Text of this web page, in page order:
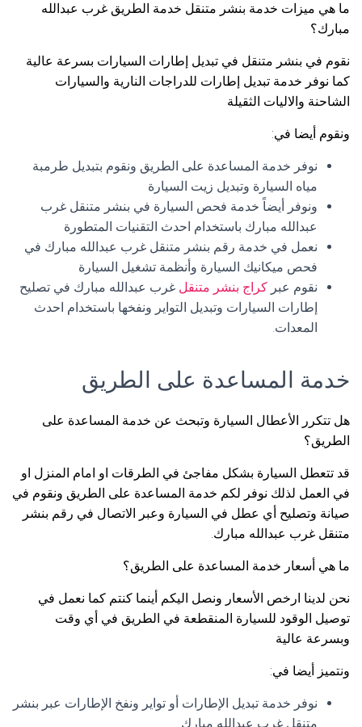
ما هي ميزات خدمة بنشر متنقل خدمة الطريق غرب عبدالله
مبارك؟
نقوم في بنشر متنقل في تبديل إطارات السيارات بسرعة عالية
كما نوفر خدمة تبديل إطارات للدراجات النارية والسيارات
الشاحنة والاليات الثقيلة
ونقوم أيضا في:
نوفر خدمة المساعدة على الطريق ونقوم بتبديل طرمبة
مياه السيارة وتبديل زيت السيارة
ونوفر أيضاً خدمة فحص السيارة في بنشر متنقل غرب
عبدالله مبارك باستخدام احدث التقنيات المتطورة
نعمل في خدمة رقم بنشر متنقل غرب عبدالله مبارك في
فحص ميكانيك السيارة وأنظمة تشغيل السيارة
نقوم عبر كراج بنشر متنقل غرب عبدالله مبارك في تصليح
إطارات السيارات وتبديل التواير ونفخها باستخدام احدث
المعدات.
خدمة المساعدة على الطريق
هل تتكرر الأعطال السيارة وتبحث عن خدمة المساعدة على
الطريق؟
قد تتعطل السيارة بشكل مفاجئ في الطرقات او امام المنزل او
في العمل لذلك نوفر لكم خدمة المساعدة على الطريق ونقوم في
صيانة وتصليح أي عطل في السيارة وعبر الاتصال في رقم بنشر
متنقل غرب عبدالله مبارك.
ما هي أسعار خدمة المساعدة على الطريق؟
نحن لدينا ارخص الأسعار ونصل اليكم أينما كنتم كما نعمل في
توصيل الوقود للسيارة المنقطعة في الطريق في أي وقت
وبسرعة عالية
ونتميز أيضا في:
نوفر خدمة تبديل الإطارات أو تواير ونفخ الإطارات عبر بنشر
متنقل غرب عبدالله مبارك